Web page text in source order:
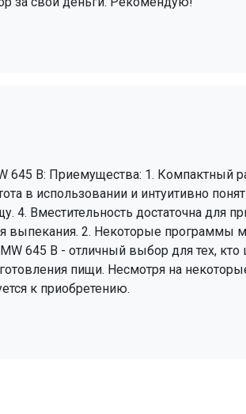
645 B: Приемущества: 1. Компактный
в использовании и интуитивно
4. Вместительность достаточна для
выпекания. 2. Некоторые программы
645 B - отличный выбор для тех,
пищи. Несмотря на
к приобретению.